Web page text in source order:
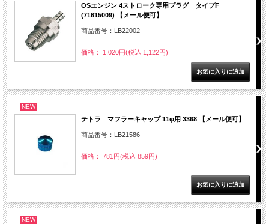
OSエンジン 4ストローク専用プラグ タイプF
(71615009) 【メール便可】
商品番号：LB22002
価格： 1,020円(税込 1,122円)
NEW
テトラ マフラーキャップ 11φ用 3368 【メール便可】
商品番号：LB21586
価格： 781円(税込 859円)
NEW